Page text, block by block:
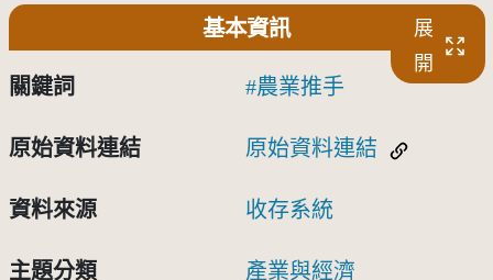
基本資訊
展
開
關鍵詞 農業推手
原始資料連結 原始資料連結
資料來源 收存系統
主題分類 產業與經濟